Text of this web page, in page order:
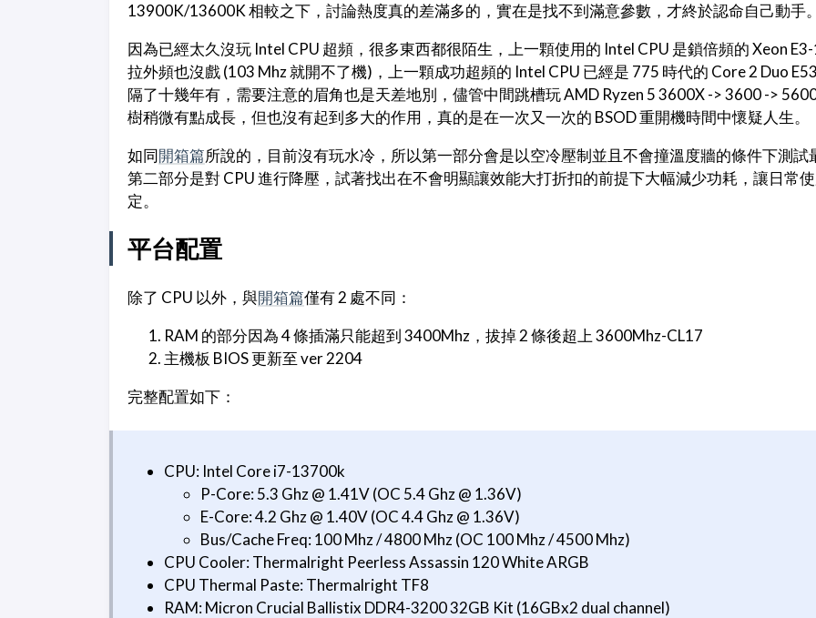
13900K/13600K 相較之下，討論熱度真的差滿多的，實在是找不到滿意參數，才終於認命自己動手。
因為已經太久沒玩 Intel CPU 超頻，很多東西都很陌生，上一顆使用的 Intel CPU 是鎖倍頻的 Xeon E3-
拉外頻也沒戲 (103 Mhz 就開不了機)，上一顆成功超頻的 Intel CPU 已經是 775 時代的 Core 2 Duo
隔了十幾年有，需要注意的眉角也是天差地別，儘管中間跳槽玩 AMD Ryzen 5 3600X -> 3600 ->
樹稍微有點成長，但也沒有起到多大的作用，真的是在一次又一次的 BSOD 重開機時間中懷疑人生。
如同開箱篇所說的，目前沒有玩水冷，所以第一部分會是以空冷壓制並且不會撞溫度牆的條件下測試
第二部分是對 CPU 進行降壓，試著找出在不會明顯讓效能大打折扣的前提下大幅減少功耗，讓日常
定。
平台配置
除了 CPU 以外，與開箱篇僅有 2 處不同：
RAM 的部分因為 4 條插滿只能超到 3400Mhz，拔掉 2 條後超上 3600Mhz-CL17
主機板 BIOS 更新至 ver 2204
完整配置如下：
CPU: Intel Core i7-13700k
P-Core: 5.3 Ghz @ 1.41V (OC 5.4 Ghz @ 1.36V)
E-Core: 4.2 Ghz @ 1.40V (OC 4.4 Ghz @ 1.36V)
Bus/Cache Freq: 100 Mhz / 4800 Mhz (OC 100 Mhz / 4500 Mhz)
CPU Cooler: Thermalright Peerless Assassin 120 White ARGB
CPU Thermal Paste: Thermalright TF8
RAM: Micron Crucial Ballistix DDR4-3200 32GB Kit (16GBx2 dual channel)